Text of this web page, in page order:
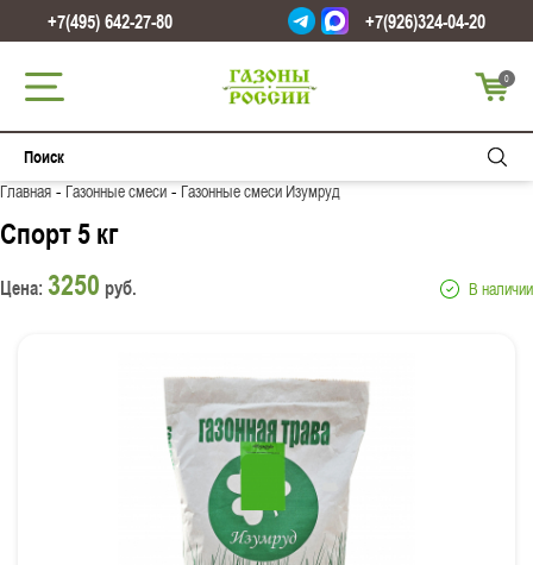
+7(495) 642-27-80 +7(926)324-04-20
0
Главная-Газонные смеси-Газонные смеси Изумруд
Спорт 5 кг
Цена: 3250 руб. В наличии